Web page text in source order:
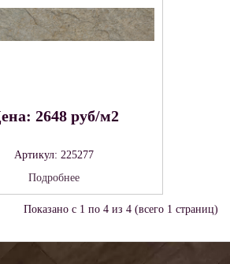
2648 руб/м2
Артикул: 225277
Подробнее
Показано с 1 по 4 из 4 (всего 1 страниц)